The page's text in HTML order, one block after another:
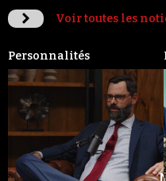
Voir toutes les
Personnalités